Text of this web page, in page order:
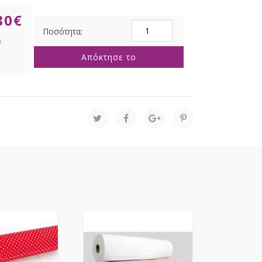
€
1.5Χ5
ΡΟΖ
ΜΠΕΜΠΕ
ποσότητα
Απόκτησε το